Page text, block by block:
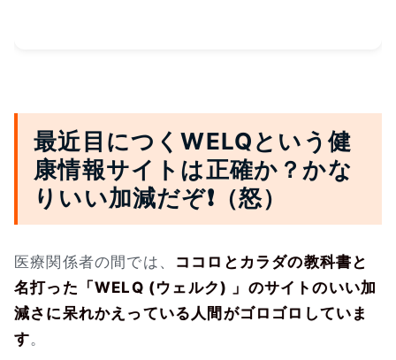
最近目につくWELQという健
康情報サイトは正確か？かな
りいい加減だぞ❗（怒）
医療関係者の間では、 ココロとカラダの教科書と
名打った「WELQ (ウェルク) 」のサイトのいい加
減さに呆れかえっている人間がゴロゴロしていま
す。